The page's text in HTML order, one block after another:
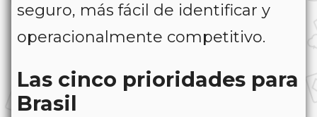
seguro, más fácil de identificar y
operacionalmente competitivo.
Las cinco prioridades para
Brasil